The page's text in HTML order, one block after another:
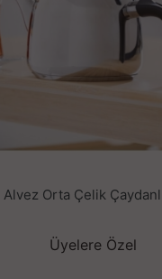
Üyelere Özel